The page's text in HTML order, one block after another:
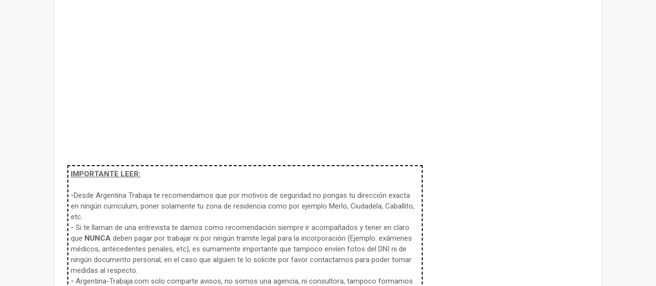
IMPORTANTE LEER:
-Desde Argentina Trabaja te recomendamos que por motivos de seguridad no pongas tu dirección exacta
en ningún curriculum, poner solamente tu zona de residencia como por ejemplo Merlo, Ciudadela, Caballito,
etc.
- Si te llaman de una entrevista te damos como recomendación siempre ir acompañados y tener en claro
que NUNCA deben pagar por trabajar ni por ningún tramite legal para la incorporación (Ejemplo: exámenes
médicos, antecedentes penales, etc), es sumamente importante que tampoco envíen fotos del DNI ni de
ningún documento personal, en el caso que alguien te lo solicite por favor contactarnos para poder tomar
medidas al respecto.
- Argentina-Trabaja.com solo comparte avisos, no somos una agencia, ni consultora, tampoco formamos